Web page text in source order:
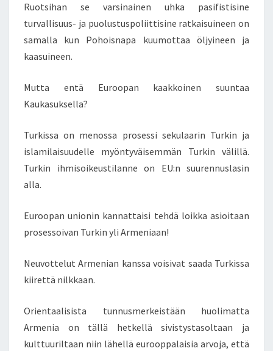
R
O
O
A
E
N
T
N
L
E
N
T
Ruotsihan se varsinainen uhka pasifistisine
turvallisuus- ja puolustuspoliittisine ratkaisuineen on
samalla kun Pohoisnapa kuumottaa öljyineen ja
kaasuineen.
Mutta entä Euroopan kaakkoinen suuntaa
Kaukasuksella?
Turkissa on menossa prosessi sekulaarin Turkin ja
islamilaisuudelle myöntyväisemmän Turkin välillä.
Turkin ihmisoikeustilanne on EU:n suurennuslasin
alla.
Euroopan unionin kannattaisi tehdä loikka asioitaan
prosessoivan Turkin yli Armeniaan!
Neuvottelut Armenian kanssa voisivat saada Turkissa
kiirettä nilkkaan.
Orientaalisista tunnusmerkeistään huolimatta
Armenia on tällä hetkellä sivistystasoltaan ja
kulttuuriltaan niin lähellä eurooppalaisia arvoja, että